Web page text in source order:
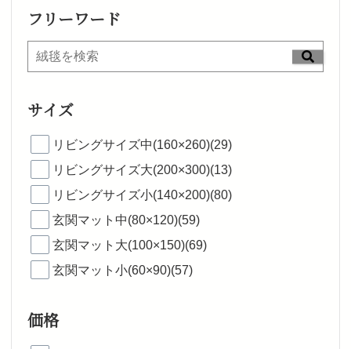
フリーワード
サイズ
リビングサイズ中(160×260)(29)
リビングサイズ大(200×300)(13)
リビングサイズ小(140×200)(80)
玄関マット中(80×120)(59)
玄関マット大(100×150)(69)
玄関マット小(60×90)(57)
価格